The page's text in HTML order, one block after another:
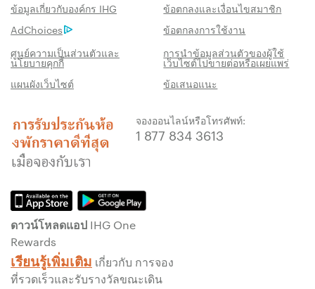
ข้อมูลเกี่ยวกับองค์กร IHG
ข้อตกลงและเงื่อนไขสมาชิก
AdChoices
ข้อตกลงการใช้งาน
ศูนย์ความเป็นส่วนตัวและ
นโยบายคุกกี้
การนำข้อมูลส่วนตัวของผู้ใช้
เว็บไซต์ไปขายต่อหรือเผยแพร่
แผนผังเว็บไซต์
ข้อเสนอแนะ
จองออนไลน์หรือโทรศัพท์:
1 877 834 3613
ดาวน์โหลดแอป IHG One
Rewards
เรียนรู้เพิ่มเติม เกี่ยวกับ การจอง
ที่รวดเร็วและรับรางวัลขณะเดิน
สิทธิประโชน์เมื่อจองกับเรา
การรับประกันห้องพักราคาดีที่สุด
เราสัญญาว่าคุณจะได้รับราคาต่ำที่สุดทาง
ออนไลน์ มิฉะนั้น เราจะปรับให้ตรงกับราคาที่ถูก
กว่า พร้อมให้คะแนน IHG® One Rewards แก่
รับประกันการจองทางออนไลน์
รับประกันห้องพักของคุณแล้ว
เราไม่คิดค่าธรรมเนียมการจองสำหรับการจอง
โดยตรงกับเรา
ข้อมูลส่วนบุคคล และการรักษาความปลอดภัย
เว็บไซต์
IHG ดำเนินการด้านความเป็นส่วนตัวอย่างจริงจัง